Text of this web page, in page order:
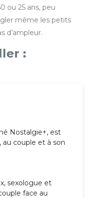
ou 25 ans, peu
même les petits
d’ampleur.
:
Nostalgie+, est
au couple et à son
sexologue et
face au